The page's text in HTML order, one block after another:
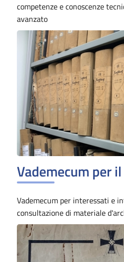
competenze e conoscenze
avanzato
Vademecum per
Vademecum per interessati e
consultazione di materiale